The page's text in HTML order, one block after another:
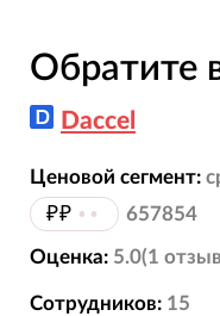
интернет-
Обратите
Daccel
Ценовой сегмент:
₽₽ •• 657854
Оценка: 5.0(1 отзыв
Сотрудников: 15